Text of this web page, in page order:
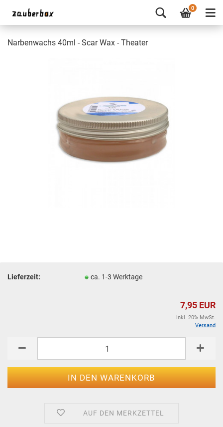
0
Narbenwachs 40ml - Scar Wax - Theater
Lieferzeit: ca. 1-3 Werktage
7,95 EUR
inkl. 20% MwSt.
Versand
AUF DEN MERKZETTEL